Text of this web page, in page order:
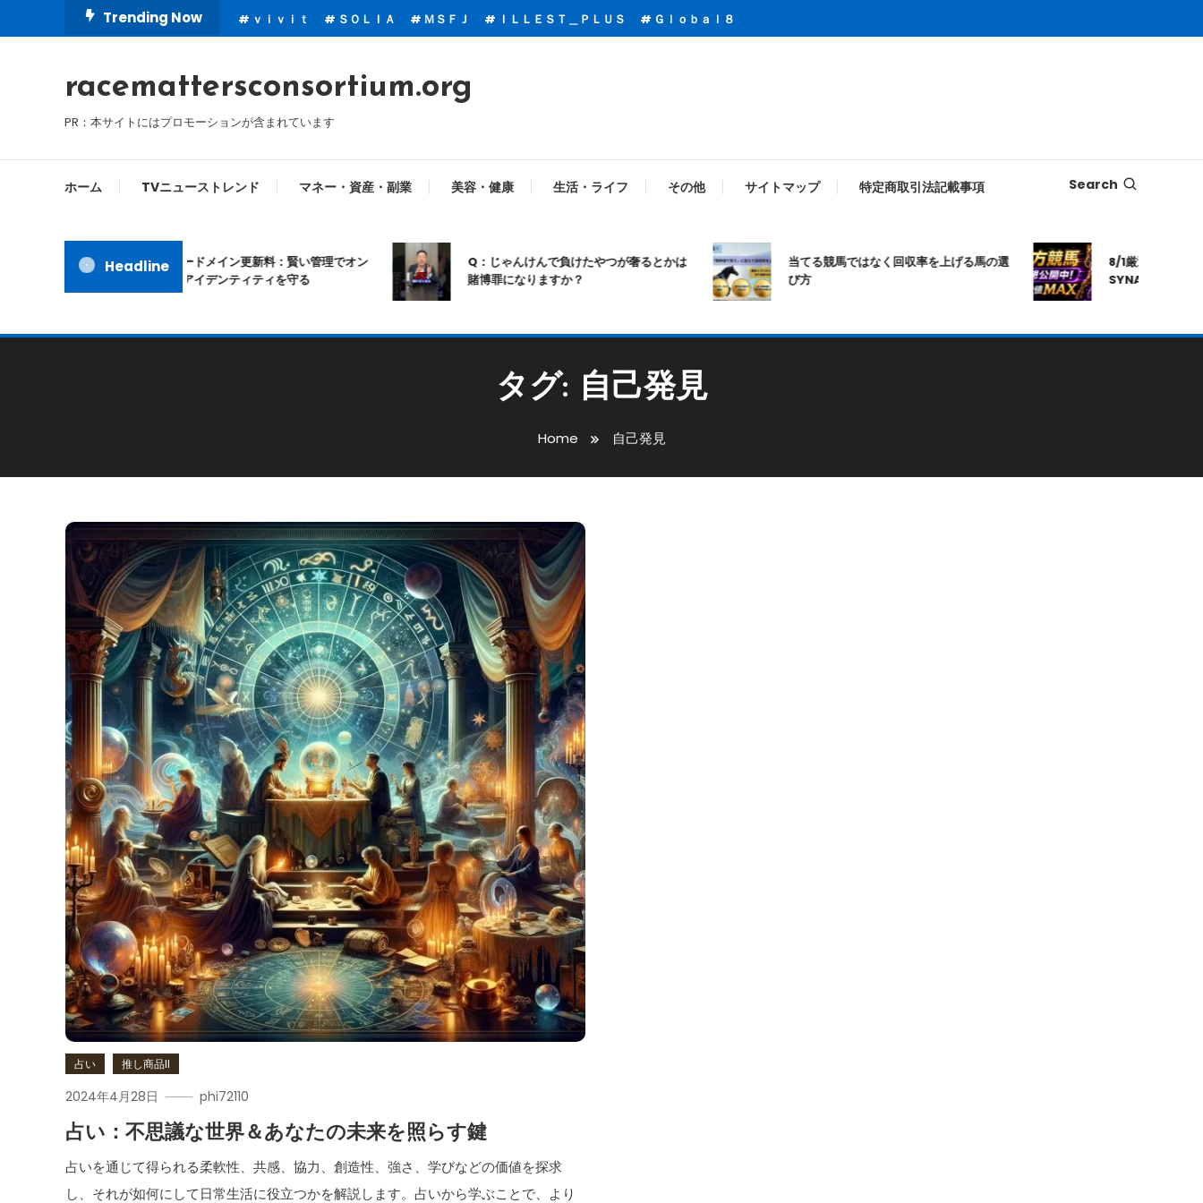
To
Trending Now ｖｉｖｉｔ ＳＯＬＩＡ ＭＳＦＪ ＩＬＬＥＳＴ＿ＰＬＵＳ Ｇｌｏｂａｌ８
racemattersconsortium.org
PR：本サイトにはプロモーションが含まれています
ホーム TVニューストレンド マネー・資産・副業 美容・健康 生活・ライフ その他 サイトマップ 特定商取引法記載事項 Search
Headline
ムームードメイン更新料：賢い管理でオン
ラインアイデンティティを守る
Q：じゃんけんで負けたやつが奢るとかは
賭博罪になりますか？
当てる競馬ではなく回収率を上げる馬の選
び方
8/1厳選｜高知10R
SYNAPSE｜シナ
タグ: 自己発見
Home 自己発見
占い 推し商品II
2024年4月28日 phi72110
占い：不思議な世界＆あなたの未来を照らす鍵
占いを通じて得られる柔軟性、共感、協力、創造性、強さ、学びなどの価値を探求
し、それが如何にして日常生活に役立つかを解説します。占いから学ぶことで、より